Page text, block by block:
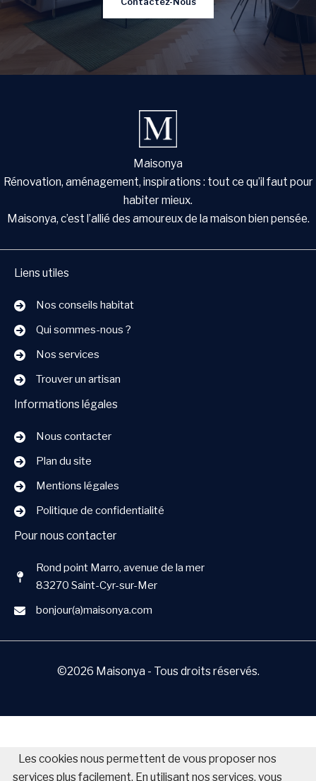
Maisonya
Rénovation, aménagement, inspirations : tout ce qu’il faut pour
habiter mieux.
Maisonya, c’est l’allié des amoureux de la maison bien pensée.
Liens utiles
Nos conseils habitat
Qui sommes-nous ?
Nos services
Trouver un artisan
Informations légales
Nous contacter
Plan du site
Mentions légales
Politique de confidentialité
Pour nous contacter
Rond point Marro, avenue de la mer
83270 Saint-Cyr-sur-Mer
bonjour(a)maisonya.com
©2026 Maisonya - Tous droits réservés.
Les cookies nous permettent de vous proposer nos
services plus facilement. En utilisant nos services, vous